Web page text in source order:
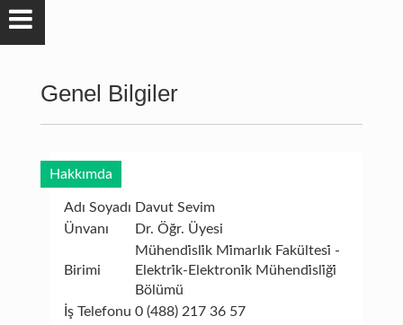
Genel Bilgiler
Hakkımda
Adı Soyadı Davut Sevim
Ünvanı
Dr. Öğr. Üyesi
Birimi
Mühendi̇sli̇k Mi̇marlık Fakültesi̇ -
Elektri̇k-Elektroni̇k Mühendi̇sli̇ği̇
Bölümü
İş Telefonu 0 (488) 217 36 57